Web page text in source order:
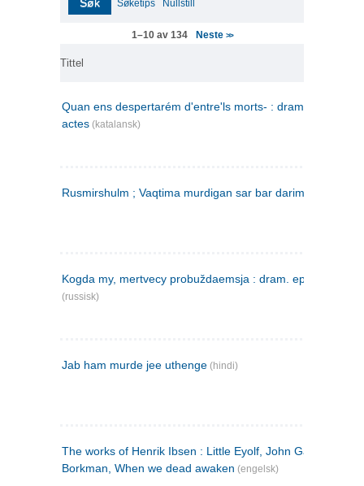
Søketips Nullstill
1–10 av 134 Neste >>
Tittel
Quan ens despertarém d'entre'ls morts- : drama en tres
actes (katalansk)
Rusmirshulm ; Vaqtima murdigan sar bar darim
Kogda my, mertvecy probuždaemsja : dram. epilog v 3 d
(russisk)
Jab ham murde jee uthenge (hindi)
The works of Henrik Ibsen : Little Eyolf, John Gabriel
Borkman, When we dead awaken (engelsk)